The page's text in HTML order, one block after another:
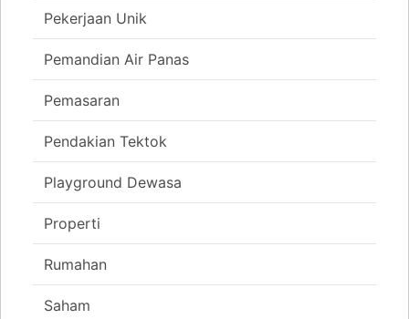
Pekerjaan Unik
Pemandian Air Panas
Pemasaran
Pendakian Tektok
Playground Dewasa
Properti
Rumahan
Saham